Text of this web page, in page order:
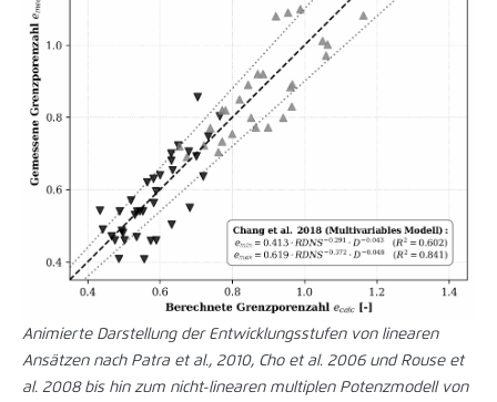
Animierte Darstellung der Entwicklungsstufen von linearen
Ansätzen nach Patra et al., 2010, Cho et al. 2006 und Rouse et
al. 2008 bis hin zum nicht-linearen multiplen Potenzmodell von